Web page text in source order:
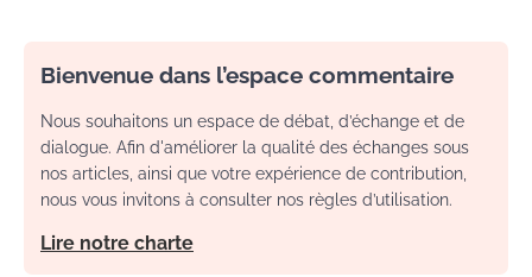
Bienvenue dans l’espace commentaire
Nous souhaitons un espace de débat, d’échange et de
dialogue. Afin d'améliorer la qualité des échanges sous
nos articles, ainsi que votre expérience de contribution,
nous vous invitons à consulter nos règles d’utilisation.
Lire notre charte